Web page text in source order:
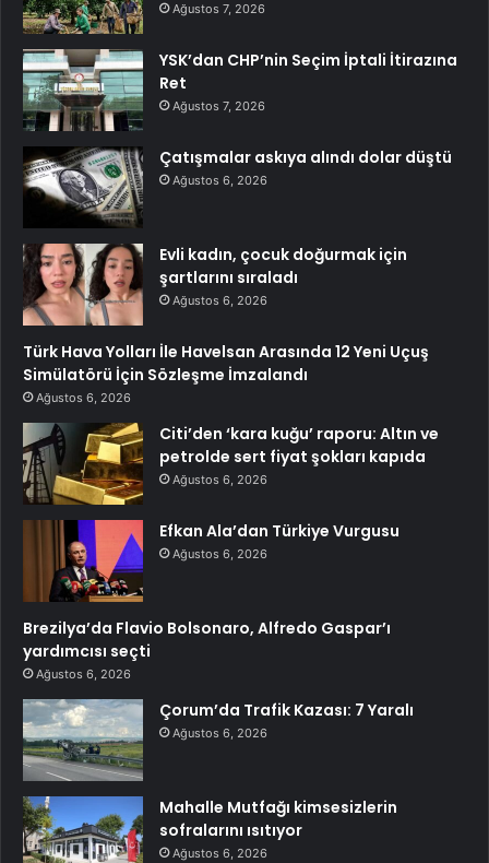
Ağustos 7, 2026
YSK’dan CHP’nin Seçim İptali İtirazına
Ret
Ağustos 7, 2026
Çatışmalar askıya alındı dolar düştü
Ağustos 6, 2026
Evli kadın, çocuk doğurmak için
şartlarını sıraladı
Ağustos 6, 2026
Türk Hava Yolları İle Havelsan Arasında 12 Yeni Uçuş
Simülatörü İçin Sözleşme İmzalandı
Ağustos 6, 2026
Citi’den ‘kara kuğu’ raporu: Altın ve
petrolde sert fiyat şokları kapıda
Ağustos 6, 2026
Efkan Ala’dan Türkiye Vurgusu
Ağustos 6, 2026
Brezilya’da Flavio Bolsonaro, Alfredo Gaspar’ı
yardımcısı seçti
Ağustos 6, 2026
Çorum’da Trafik Kazası: 7 Yaralı
Ağustos 6, 2026
Mahalle Mutfağı kimsesizlerin
sofralarını ısıtıyor
Ağustos 6, 2026